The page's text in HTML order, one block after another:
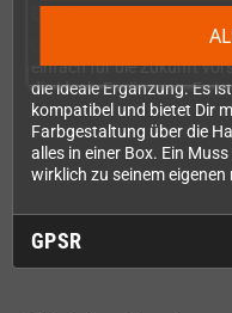
Besitzer
Ob Du Deinen Chromatic
einfach für die Zukunft
die ideale Ergänzung. Es
kompatibel und bietet Dir
Farbgestaltung über die
alles in einer Box. Ein
wirklich zu seinem eigenen
GPSR